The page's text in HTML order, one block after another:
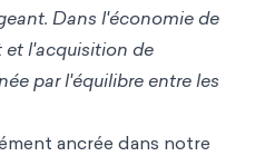
Dans l'économie de
et l'acquisition de
par l'équilibre entre les
ancrée dans notre